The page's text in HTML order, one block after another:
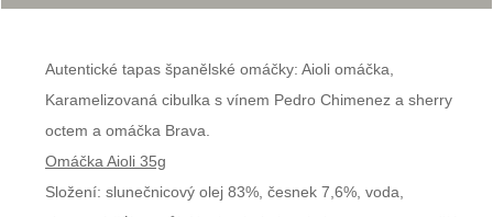
Autentické tapas španělské omáčky: Aioli omáčka,
Karamelizovaná cibulka s vínem Pedro Chimenez a sherry
octem a omáčka Brava.
Omáčka Aioli 35g
Složení: slunečnicový olej 83%, česnek 7,6%, voda,